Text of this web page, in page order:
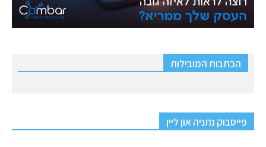
הכתבות המובילות
פייסבוק נתניה און ליין